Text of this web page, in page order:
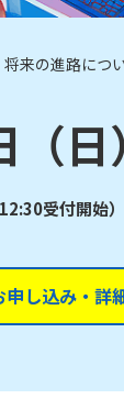
来の進路につ
日
受付開始）
申し込み・詳